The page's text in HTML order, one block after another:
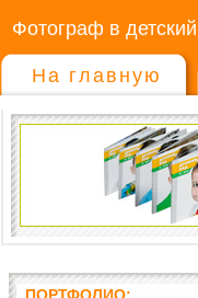
Фотограф в
На главную